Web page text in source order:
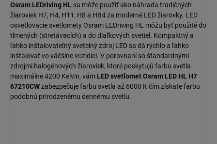
Osram LEDriving HL sa môže použiť ako náhrada tradičných
žiaroviek H7, H4, H11, H8 a HB4 za moderné LED žiarovky. LED
osvetlovacie svetlomety Osram LEDriving HL môžu byť použité do
tlmených (stretávacích) a do diaľkových svetiel. Kompaktný a
ľahko inštalovateľný svetelný zdroj LED sa dá rýchlo a ľahko
inštalovať vo väčšine vozidiel. V porovnaní so štandardnými
zdrojmi halogénových žiaroviek, ktoré poskytujú farbu svetla
maximálne 4200 Kelvin, vám LED svetlomet Osram LED HL H7
67210CWzabezpečuje farbu svetla až 6000 K čím získate farbu
podobnú prirodzenému dennému svetlu.